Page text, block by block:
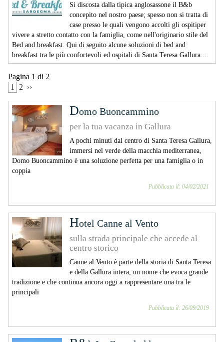
Si discosta dalla tipica anglosassone il B&b
concepito nel nostro paese; spesso non si tratta di
case presso le quali vengono accolti gli ospitiper
vivere a stretto contatto con la famiglia, come nell'originario stile del
Bed and breakfast. Qui di seguito alcune soluzioni di bed and
breakfast tra le più confortevoli ed ospitali di Santa Teresa Gallura....
Pagina 1 di 2
1
2 ››
Domo Buoncammino
per la tua vacanza in Gallura
A pochi minuti dal centro di Santa Teresa Gallura,
immersi nel verde della macchia mediterranea,
Domo Buoncammino è una soluzione perfetta per una famiglia o in
coppia
Pubblicata il: 04/02/2021
Hotel Canne al Vento
sulla strada principale che accede al
centro storico
Canne al Vento è parte della storia di Santa Teresa
e della Gallura intera, un nome che evoca grande
tradizione e che continua ancora oggi a rappresentare una tra le
principali
Pubblicata il: 26/09/2019